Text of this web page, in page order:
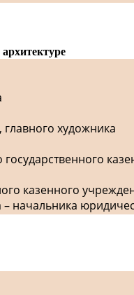
главного художника
государственного
казенного
начальника